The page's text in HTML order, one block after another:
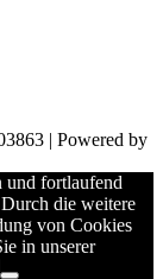
| Powered by
und fortlaufend
die weitere
von Cookies
in unserer